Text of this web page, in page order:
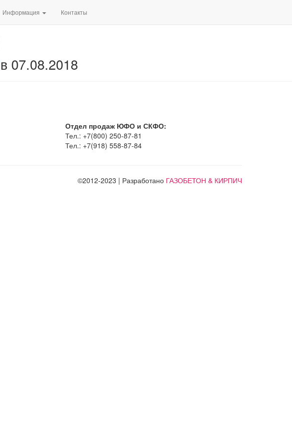
Информация Контакты
в 07.08.2018
Отдел продаж ЮФО и СКФО:
Тел.: +7(800) 250-87-81
Тел.: +7(918) 558-87-84
©2012-2023 | Разработано ГАЗОБЕТОН & КИРПИЧ